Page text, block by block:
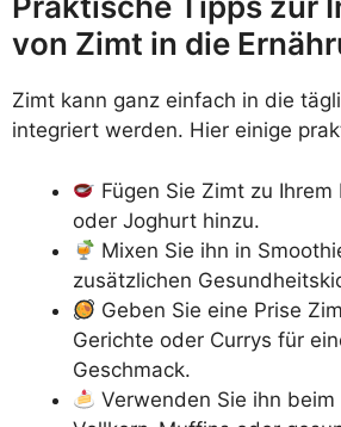
von Zimt in die
Zimt kann ganz einfach in die
integriert werden. Hier einige
Fügen Sie Zimt zu
oder Joghurt hinzu.
Mixen Sie ihn in
zusätzlichen
Geben Sie eine Prise
Gerichte oder Currys für
Geschmack.
Verwenden Sie ihn beim